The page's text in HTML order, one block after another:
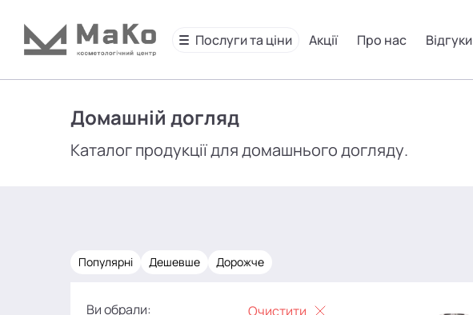
Послуги та ціни Акції Про нас Відгуки
Домашній догляд
Каталог продукції для домашнього догляду.
Популярні Дешевше Дорожче
Ви обрали:
Очистити